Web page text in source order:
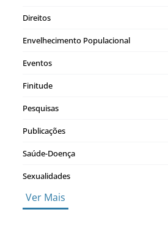
Direitos
Envelhecimento Populacional
Eventos
Finitude
Pesquisas
Publicações
Saúde-Doença
Sexualidades
Ver Mais